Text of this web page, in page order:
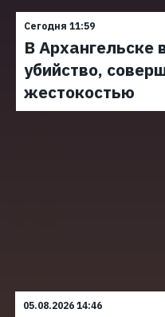
Сегодня 11:59
В Архангельске
убийство,
жестокостью
05.08.2026 14:46